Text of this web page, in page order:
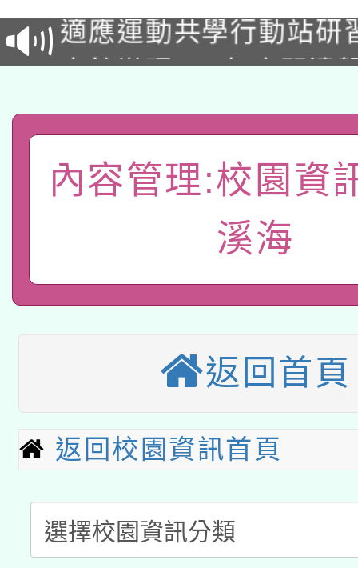
招甄選結果公告(無人
招)
適應運動共學行動站研
本館辦理115年度閱讀
暨閱讀推動專業研習
A3數位素養講師名單
「數位內容與教學軟體
有關大陸委員會函釋公
轉知經濟部水利署委託
業技術研究院辦理「
用水績優單位及節水達
115年8月22日(星期六
桃園市孔廟祈福系列
開 智慧啟航」
2026年桃園地景藝術
本校115學年度第2次
招甄選結果公告(無人
招)
適應運動共學行動站研
本館辦理115年度閱讀
暨閱讀推動專業研習
科技賦能─人工智慧
礎課程
A3數位素養講師名單
內容管理:校園資
溪海
返回首頁
返回校園資訊首頁